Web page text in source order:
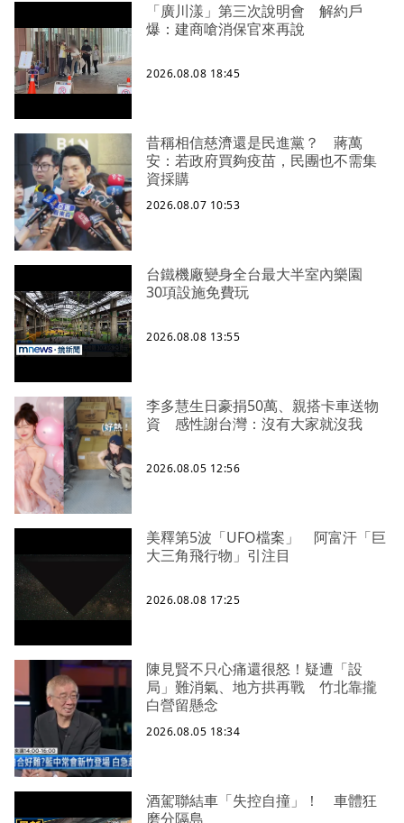
「廣川漾」第三次說明會 解約戶
爆：建商嗆消保官來再說
2026.08.08 18:45
昔稱相信慈濟還是民進黨？ 蔣萬
安：若政府買夠疫苗，民團也不需集
資採購
2026.08.07 10:53
台鐵機廠變身全台最大半室內樂園
30項設施免費玩
2026.08.08 13:55
李多慧生日豪捐50萬、親搭卡車送物
資 感性謝台灣：沒有大家就沒我
2026.08.05 12:56
美釋第5波「UFO檔案」 阿富汗「巨
大三角飛行物」引注目
2026.08.08 17:25
陳見賢不只心痛還很怒！疑遭「設
局」難消氣、地方拱再戰 竹北靠攏
白營留懸念
2026.08.05 18:34
酒駕聯結車「失控自撞」！ 車體狂
磨分隔島